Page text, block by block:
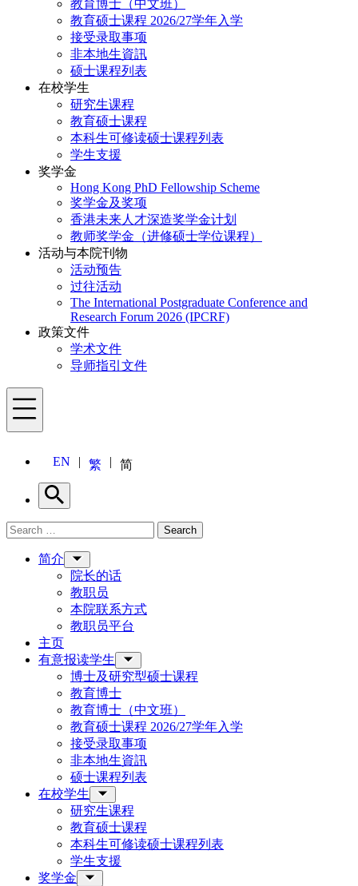
教育博士（中文班）
教育硕士课程 2026/27学年入学
接受录取事项
非本地生資訊
硕士课程列表
在校学生
研究生课程
教育硕士课程
本科生可修读硕士课程列表
学生支援
奖学金
Hong Kong PhD Fellowship Scheme
奖学金及奖项
香港未来人才深造奖学金计划
教师奖学金（进修硕士学位课程）
活动与本院刊物
活动预告
过往活动
The International Postgraduate Conference and
Research Forum 2026 (IPCRF)
政策文件
学术文件
导师指引文件
Menu
EN 繁 简
Search
Search for: Search
简介
院长的话
教职员
本院联系方式
教职员平台
主页
有意报读学生
博士及研究型硕士课程
教育博士
教育博士（中文班）
教育硕士课程 2026/27学年入学
接受录取事项
非本地生資訊
硕士课程列表
在校学生
研究生课程
教育硕士课程
本科生可修读硕士课程列表
学生支援
奖学金